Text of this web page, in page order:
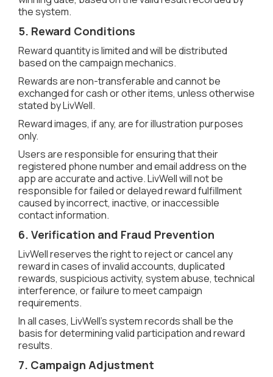
the system.
5. Reward Conditions
Reward quantity is limited and will be distributed
based on the campaign mechanics.
Rewards are non-transferable and cannot be
exchanged for cash or other items, unless otherwise
stated by LivWell.
Reward images, if any, are for illustration purposes
only.
Users are responsible for ensuring that their
registered phone number and email address on the
app are accurate and active. LivWell will not be
responsible for failed or delayed reward fulfillment
caused by incorrect, inactive, or inaccessible
contact information.
6. Verification and Fraud Prevention
LivWell reserves the right to reject or cancel any
reward in cases of invalid accounts, duplicated
rewards, suspicious activity, system abuse, technical
interference, or failure to meet campaign
requirements.
In all cases, LivWell’s system records shall be the
basis for determining valid participation and reward
results.
7. Campaign Adjustment